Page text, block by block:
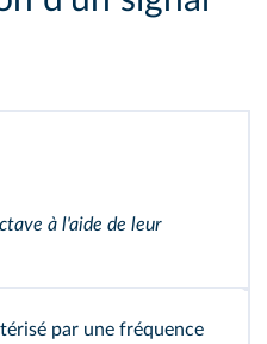
à l'aide de leur
par une fréquence